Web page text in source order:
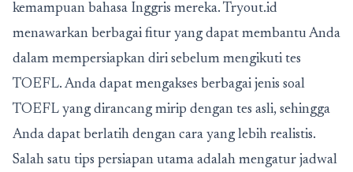
kemampuan bahasa Inggris mereka. Tryout.id
menawarkan berbagai fitur yang dapat membantu Anda
dalam mempersiapkan diri sebelum mengikuti tes
TOEFL. Anda dapat mengakses berbagai jenis soal
TOEFL yang dirancang mirip dengan tes asli, sehingga
Anda dapat berlatih dengan cara yang lebih realistis.
Salah satu tips persiapan utama adalah mengatur jadwal